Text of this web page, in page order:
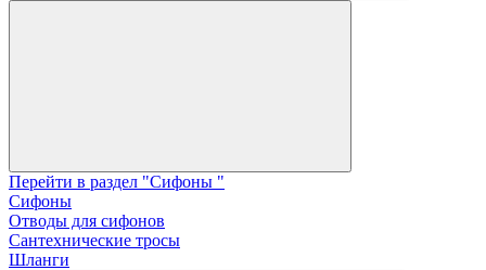
Перейти в раздел "Сифоны "
Сифоны
Отводы для сифонов
Сантехнические тросы
Шланги